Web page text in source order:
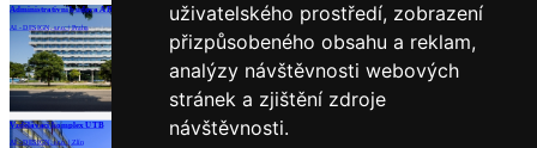
uživatelského prostředí, zobrazení
přizpůsobeného obsahu a reklam,
analýzy návštěvnosti webových
stránek a zjištění zdroje
návštěvnosti.
Administrativní budova ARCHÉ
AI - DESIGN, s.r.o. | Praha
Rekonstrukce menzy a knihovny ČZU v Praze Rekonstrukce auly, Univerzita Tomáše Bati
Vzdělávací komplex UTB
AI - DESIGN, s.r.o. | Zlín